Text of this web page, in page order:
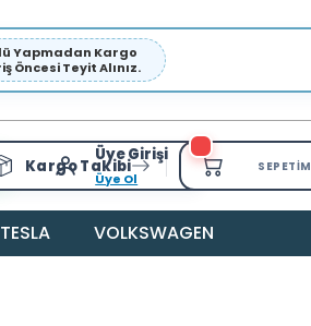
Yapmadan Kargo
Öncesi Teyit Alınız.
Kargo Takibi
Üye Girişi
Üye Ol
SEPETIM
TESLA VOLKSWAGEN